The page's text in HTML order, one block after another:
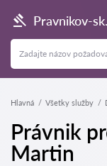
Pravnikov-
Hlavná Všetky služby
Právnik
Martin